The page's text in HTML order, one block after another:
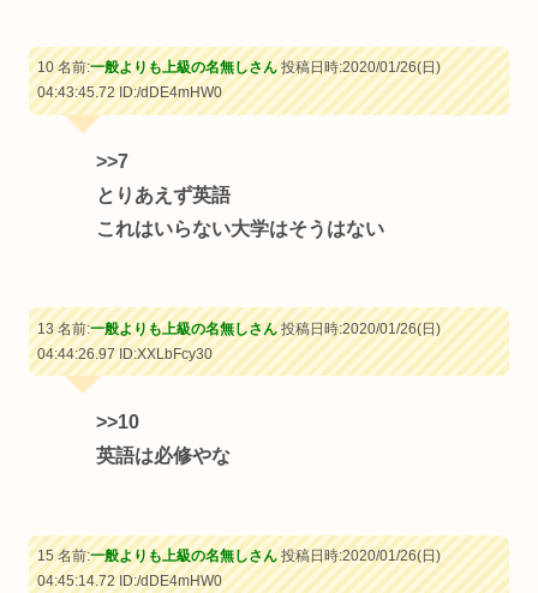
10 名前:一般よりも上級の名無しさん投稿日時:2020/01/26(日)
04:43:45.72ID:/dDE4mHW0
>>7
とりあえず英語
これはいらない大学はそうはない
13 名前:一般よりも上級の名無しさん投稿日時:2020/01/26(日)
04:44:26.97ID:XXLbFcy30
>>10
英語は必修やな
15 名前:一般よりも上級の名無しさん投稿日時:2020/01/26(日)
04:45:14.72ID:/dDE4mHW0